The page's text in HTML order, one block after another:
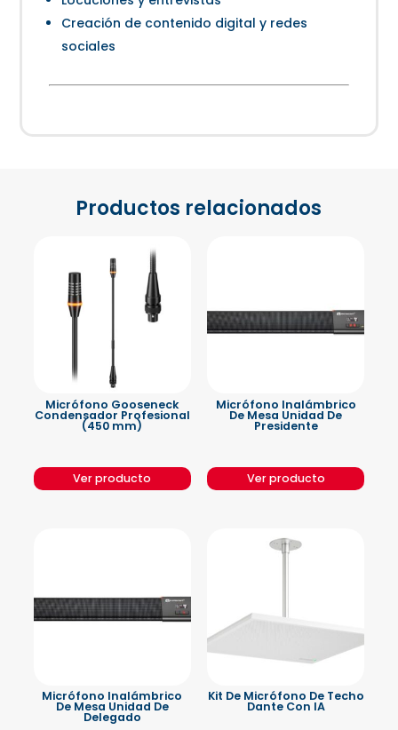
Creación de contenido digital y redes
sociales
Productos relacionados
Micrófono Gooseneck
Condensador Profesional
(450 mm)
Ver producto
Micrófono Inalámbrico
De Mesa Unidad De
Presidente
Ver producto
Micrófono Inalámbrico
De Mesa Unidad De
Delegado
Kit De Micrófono De Techo
Dante Con IA